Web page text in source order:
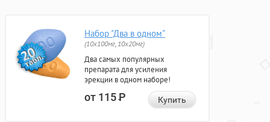
Набор "Два в одном"
(10x100мг, 10x20мг)
Два самых популярных
препарата для усиления
эрекции в одном наборе!
от 115Р Купить